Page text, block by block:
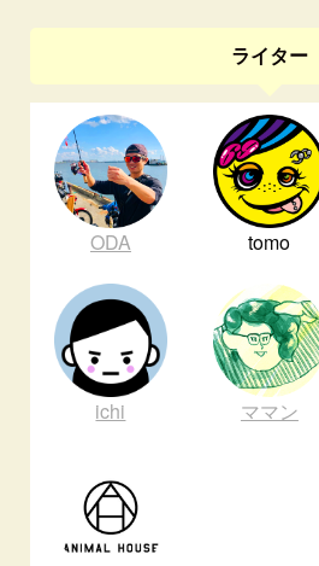
ライター
ODA tomo
ichi ママン